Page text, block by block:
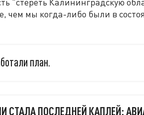
чем мы когда-либо были в
план.
СТАЛА ПОСЛЕДНЕЙ КАПЛЕЙ: